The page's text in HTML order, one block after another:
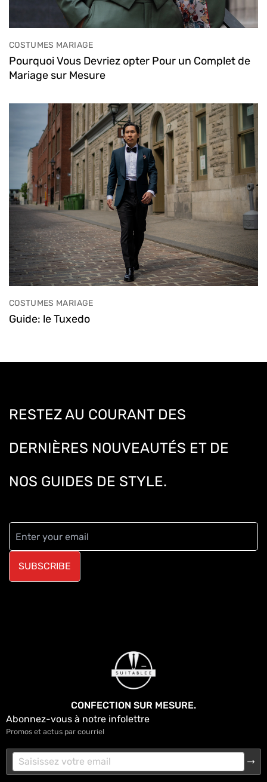
COSTUMES MARIAGE
Pourquoi Vous Devriez opter Pour un Complet de
Mariage sur Mesure
COSTUMES MARIAGE
Guide: le Tuxedo
RESTEZ AU COURANT DES
DERNIÈRES NOUVEAUTÉS ET DE
NOS GUIDES DE STYLE.
SUBSCRIBE
CONFECTION SUR MESURE.
Abonnez-vous à notre infolettre
Promos et actus par courriel